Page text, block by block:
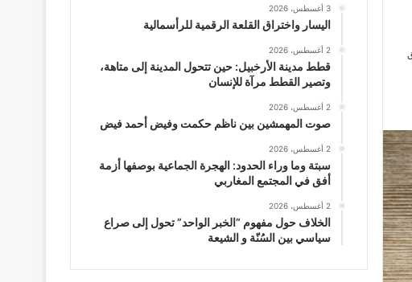
3 أغسطس، 2026
اليسار واختراق القلعة الرقمية للرأسمالية
2 أغسطس، 2026
قطط مدينة الأرخبيل: حين تتحول المدينة إلى متاهة،
وتصير القطط مرآة للإنسان
2 أغسطس، 2026
صوت المهمشين بين ناظم حكمت وفيض أحمد فيض
2 أغسطس، 2026
سبتة وما وراء الحدود: الهجرة الجماعية بوصفها أزمة
أفق في المجتمع المغاربي
2 أغسطس، 2026
الخلاف حول مفهوم “الخبر الواحد” تحول إلى صراع
سياسي بين السُنّة و الشيعة